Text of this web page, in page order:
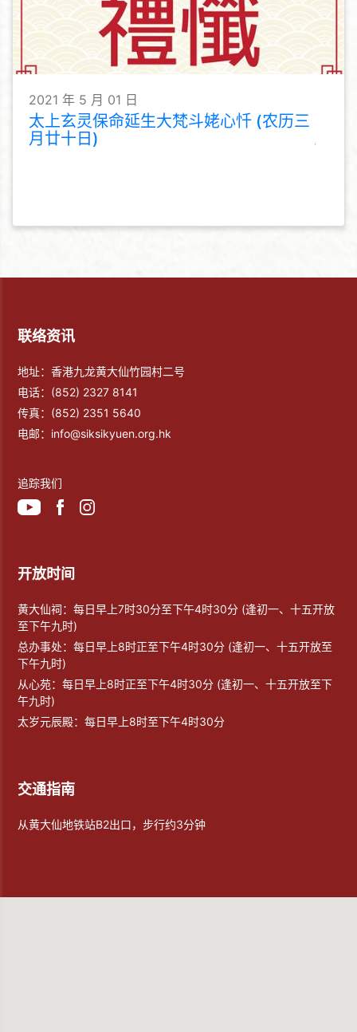
2021 年 5 月 01 日
太上玄灵保命延生大梵斗姥心忏 (农历三
月廿十日)
联络资讯
地址：香港九龙黄大仙竹园村二号
电话： (852) 2327 8141
传真： (852) 2351 5640
电邮： info@siksikyuen.org.hk
追踪我们
开放时间
黄大仙祠：每日早上7时30分至下午4时30分 (逢初一、十五开放
至下午九时)
总办事处：每日早上8时正至下午4时30分 (逢初一、十五开放至
下午九时)
从心苑：每日早上8时正至下午4时30分 (逢初一、十五开放至下
午九时)
太岁元辰殿：每日早上8时至下午4时30分
交通指南
从黄大仙地铁站B2出口，步行约3分钟